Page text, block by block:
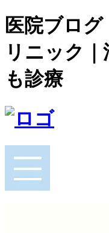
医院ブロ
リニック｜
も診療